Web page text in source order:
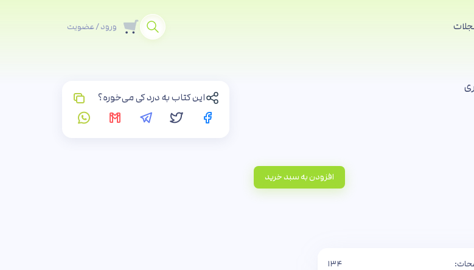
ورود / عضویت
افزودن به سبد خرید
۱۳۴
این کتاب به درد کی می‌خوره؟